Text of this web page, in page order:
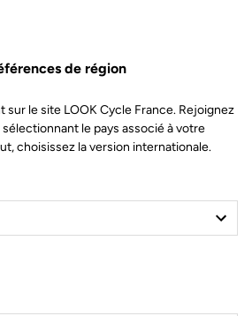
de région
sur le site LOOK Cycle France. Rejoignez
le pays associé à votre
choisissez la version internationale.